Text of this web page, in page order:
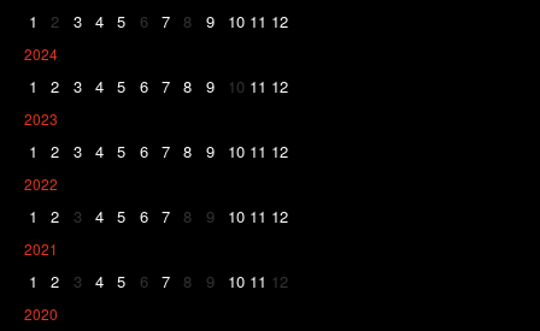
1 2 3 4 5 6 7 8 9 10 11 12
2024
1 2 3 4 5 6 7 8 9 10 11 12
2023
1 2 3 4 5 6 7 8 9 10 11 12
2022
1 2 3 4 5 6 7 8 9 10 11 12
2021
1 2 3 4 5 6 7 8 9 10 11 12
2020